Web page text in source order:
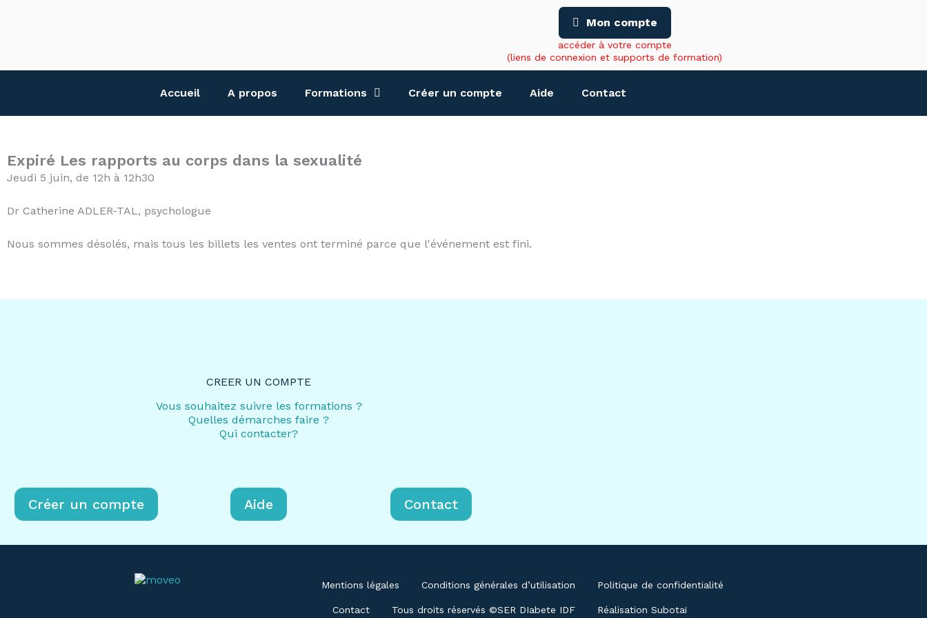
Mon compte
accéder à votre compte
(liens de connexion et supports de formation)
Accueil A propos Formations Créer un compte Aide Contact
Expiré Les rapports au corps dans la sexualité
Jeudi 5 juin, de 12h à 12h30
Dr Catherine ADLER-TAL, psychologue
Nous sommes désolés, mais tous les billets les ventes ont terminé parce que l'événement est fini.
CREER UN COMPTE
Vous souhaitez suivre les formations ?
Quelles démarches faire ?
Qui contacter?
Créer un compte Aide Contact
Mentions légales Conditions générales d’utilisation Politique de confidentialité
Contact Tous droits réservés ©SER DIabete IDF Réalisation Subotaï